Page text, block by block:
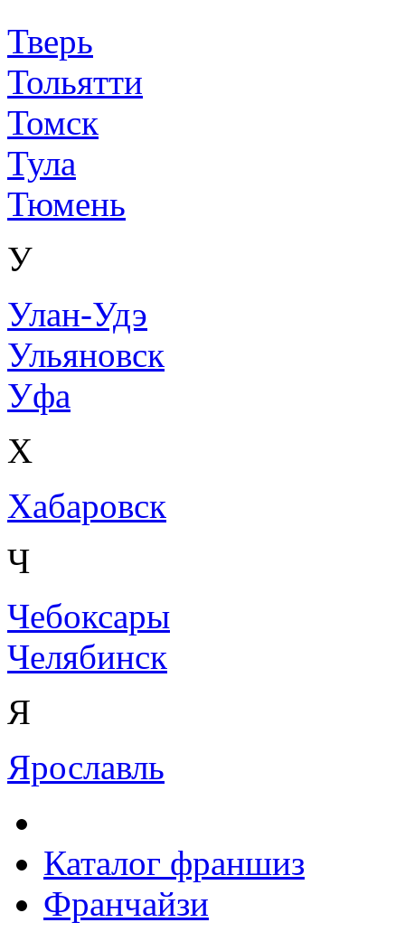
Тверь
Тольятти
Томск
Тула
Тюмень
У
Улан-Удэ
Ульяновск
Уфа
Х
Хабаровск
Ч
Чебоксары
Челябинск
Я
Ярославль
Каталог франшиз
Франчайзи